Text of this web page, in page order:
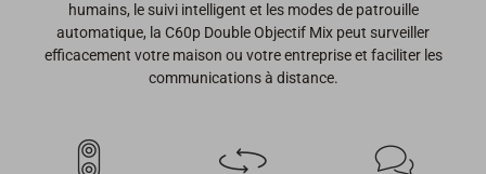
humains, le suivi intelligent et les modes de patrouille
automatique, la C60p Double Objectif Mix peut surveiller
efficacement votre maison ou votre entreprise et faciliter les
communications à distance.